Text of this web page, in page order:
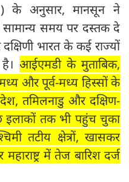
के अनुसार, मानसून ने
सामान्य समय पर दस्तक दे
भारत के कई राज्यों
है।आईएमडी के मुताबिक,
और पूर्व-मध्य हिस्सों के
तमिलनाडु और दक्षिण-
इलाकों तक भी पहुंच चुका
तटीय क्षेत्रों, खासकर
में तेज बारिश दर्ज